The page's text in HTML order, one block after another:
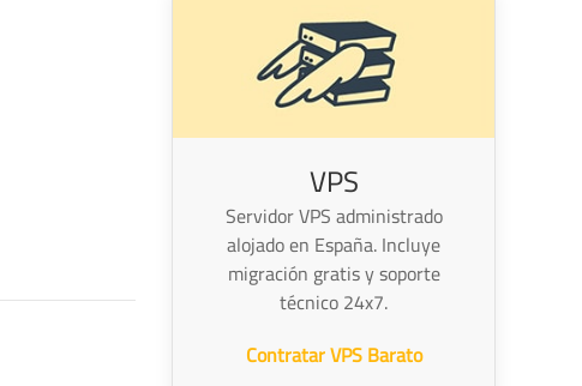
VPS
Servidor VPS administrado
alojado en España. Incluye
migración gratis y soporte
técnico 24x7.
Contratar VPS Barato